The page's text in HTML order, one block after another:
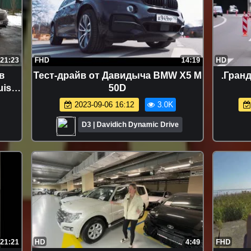
21:23 FHD 14:19
Тест-драйв от Давидыча BMW X5 M
50D
2023-09-06 16:12 3.0K
D3 | Davidich Dynamic Drive
HD
21:21 HD 4:49 FHD